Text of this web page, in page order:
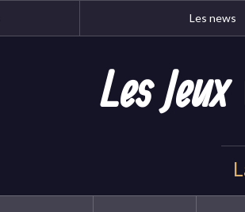
Les news
Les